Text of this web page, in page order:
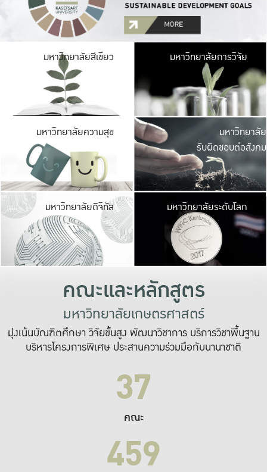
มหาวิทยาลัยสีเขียว มหาวิ
มีพื้นที่เขียวสดใส
เป็นป่าในเมือง เกษต
มหาวิทยาลัยการวิจัย
มหาวิทยาลัยความสุข มหาวิ
ค
เปิดประ
และพบเรื่องราวใ
มหาวิทยาลัย
รับผิดชอบต่อสังคม
มหาวิทยาลัยดิจิทัล มหาวิ
เปลี่ยนแปลง แล
เพื่อทำง
ระบบสารสนเทศ
มหาวิทยาลัยระดับโลก
คณะและหลักสูตร
มหาวิทยาลัยเกษตรศาสตร์
มุ่งเน้นบัณฑิตศึกษา วิจัยขั้นสูง พัฒนาวิชาการ บริการวิชาพื้นฐาน
บริหารโครงการพิเศษ ประสานความร่วมมือกับนานาชาติ
37
คณะ
459